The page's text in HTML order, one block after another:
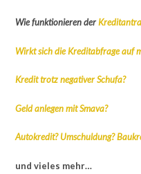
Wie funktionieren der
Wirkt sich die Kreditabfrage auf
Kredit trotz negativer Schufa?
Geld anlegen mit Smava?
Autokredit? Umschuldung?
und vieles mehr…